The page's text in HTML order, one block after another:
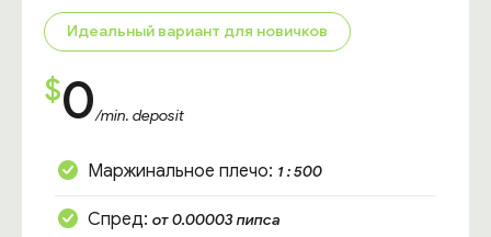
Идеальный вариант для новичков
$0/min. deposit
Маржинальное плечо: 1 : 500
Спред: от 0.00003 пипса